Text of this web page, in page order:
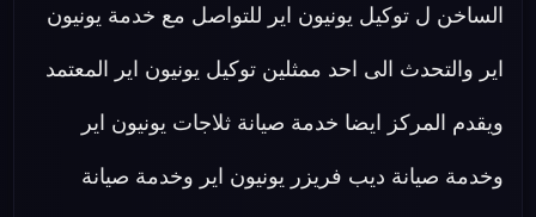
الساخن ل توكيل يونيون اير للتواصل مع خدمة يونيون
اير والتحدث الى احد ممثلين توكيل يونيون اير المعتمد
ويقدم المركز ايضا خدمة صيانة ثلاجات يونيون اير
وخدمة صيانة ديب فريزر يونيون اير وخدمة صيانة